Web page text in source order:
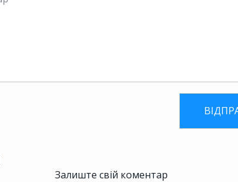
Залиште свій коментар